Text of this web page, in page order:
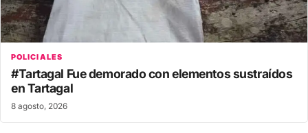
POLICIALES
#Tartagal Fue demorado con elementos sustraídos
en Tartagal
8 agosto, 2026